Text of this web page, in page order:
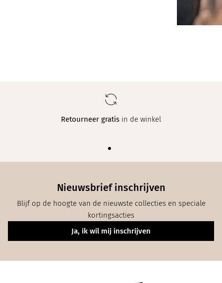
Retourneer gratis in de winkel
Nieuwsbrief inschrijven
Blijf op de hoogte van de nieuwste collecties en speciale
kortingsacties
Ja, ik wil mij inschrijven